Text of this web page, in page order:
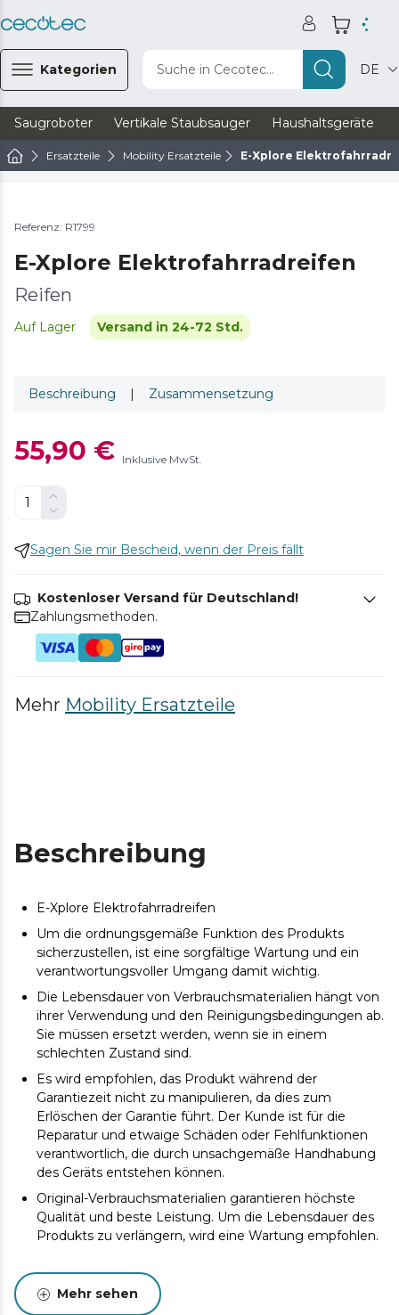
Kategorien Suche in Cecotec... DE
Saugroboter Vertikale Staubsauger Haushaltsgeräte
Ersatzteile Mobility Ersatzteile E-Xplore
Referenz: R1799
E-Xplore Elektrofahrradreifen
Reifen
Auf Lager Versand in 24-72 Std.
Beschreibung | Zusammensetzung
55,90 € Inklusive MwSt.
Sagen Sie mir Bescheid, wenn der Preis fällt
Kostenloser Versand für Deutschland!
Zahlungsmethoden.
Mehr Mobility Ersatzteile
Beschreibung
E-Xplore Elektrofahrradreifen
Um die ordnungsgemäße Funktion des Produkts
sicherzustellen, ist eine sorgfältige Wartung und ein
verantwortungsvoller Umgang damit wichtig.
Die Lebensdauer von Verbrauchsmaterialien hängt von
ihrer Verwendung und den Reinigungsbedingungen ab.
Sie müssen ersetzt werden, wenn sie in einem
schlechten Zustand sind.
Es wird empfohlen, das Produkt während der
Garantiezeit nicht zu manipulieren, da dies zum
Erlöschen der Garantie führt. Der Kunde ist für die
Reparatur und etwaige Schäden oder Fehlfunktionen
verantwortlich, die durch unsachgemäße Handhabung
des Geräts entstehen können.
Original-Verbrauchsmaterialien garantieren höchste
Qualität und beste Leistung. Um die Lebensdauer des
Produkts zu verlängern, wird eine Wartung empfohlen.
Mehr sehen